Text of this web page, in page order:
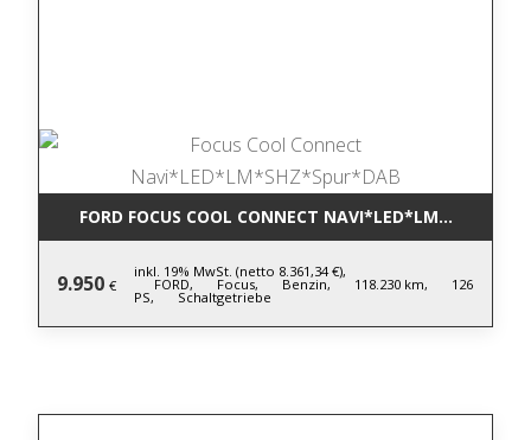
FORD FOCUS COOL CONNECT
9.950 €
inkl. 19% MwSt. (netto 8.361,34 €),
FORD, Focus, Benzin, 118.230 km, 126
PS, Schaltgetriebe